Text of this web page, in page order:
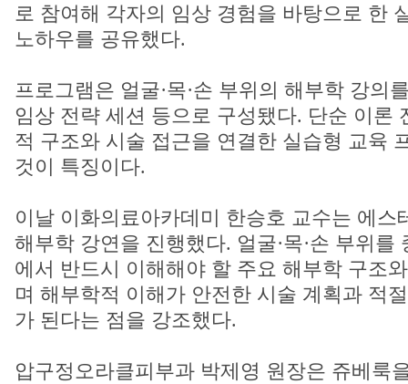
로 참여해 각자의 임상 경험을 바탕으로 한
노하우를 공유했다.
프로그램은 얼굴·목·손 부위의 해부학 강의
임상 전략 세션 등으로 구성됐다. 단순 이론
적 구조와 시술 접근을 연결한 실습형 교육
것이 특징이다.
이날 이화의료아카데미 한승호 교수는 에스
해부학 강연을 진행했다. 얼굴·목·손 부위를
에서 반드시 이해해야 할 주요 해부학 구조
며 해부학적 이해가 안전한 시술 계획과 적
가 된다는 점을 강조했다.
압구정오라클피부과 박제영 원장은 쥬베룩